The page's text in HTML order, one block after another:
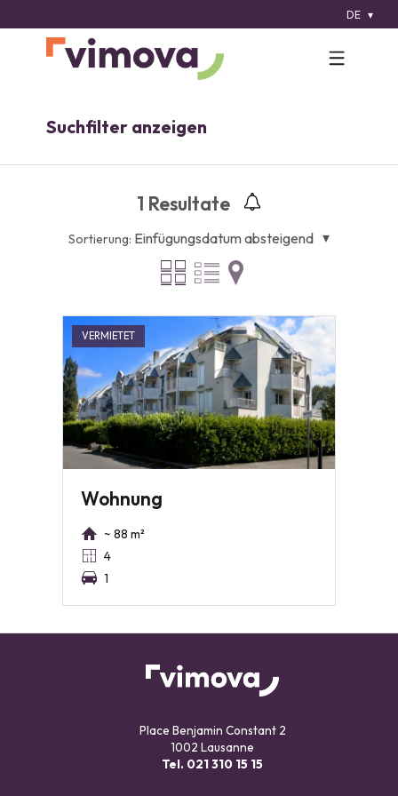
DE
Suchfilter anzeigen
1 Resultate
Sortierung: Einfügungsdatum absteigend
VERMIETET
Wohnung
~ 88 m²
4
1
Place Benjamin Constant 2
1002 Lausanne
Tel. 021 310 15 15